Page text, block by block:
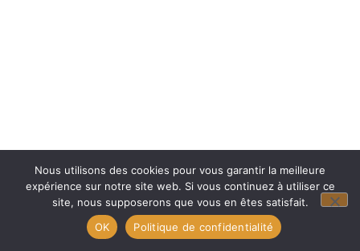
Nous utilisons des cookies pour vous garantir la meilleure
expérience sur notre site web. Si vous continuez à utiliser ce
site, nous supposerons que vous en êtes satisfait.
OK
Politique de confidentialité